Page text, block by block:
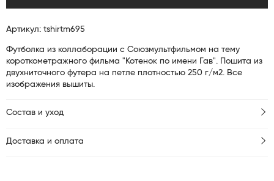
Артикул: tshirtm695
Футболка из коллаборации с Союзмультфильмом на тему
короткометражного фильма "Котенок по имени Гав". Пошита из
двухниточного футера на петле плотностью 250 г/м2. Все
изображения вышиты.
Состав и уход
Доставка и оплата